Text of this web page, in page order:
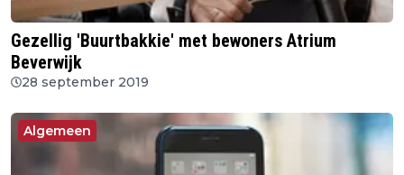
Gezellig 'Buurtbakkie' met bewoners Atrium
Beverwijk
28 september 2019
Algemeen